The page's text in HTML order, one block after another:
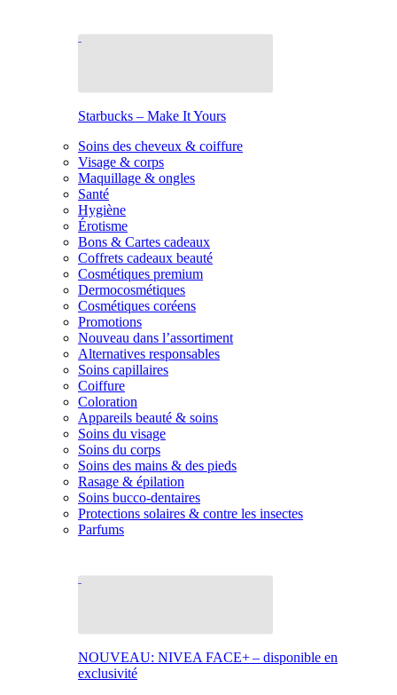
Starbucks – Make It Yours
Soins des cheveux & coiffure
Visage & corps
Maquillage & ongles
Santé
Hygiène
Érotisme
Bons & Cartes cadeaux
Coffrets cadeaux beauté
Cosmétiques premium
Dermocosmétiques
Cosmétiques coréens
Promotions
Nouveau dans l’assortiment
Alternatives responsables
Soins capillaires
Coiffure
Coloration
Appareils beauté & soins
Soins du visage
Soins du corps
Soins des mains & des pieds
Rasage & épilation
Soins bucco-dentaires
Protections solaires & contre les insectes
Parfums
NOUVEAU: NIVEA FACE+ – disponible en
exclusivité